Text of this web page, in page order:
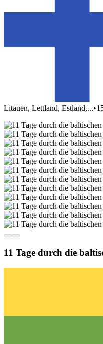
Litauen, Lettland, Estland,...•
11 Tage durch die